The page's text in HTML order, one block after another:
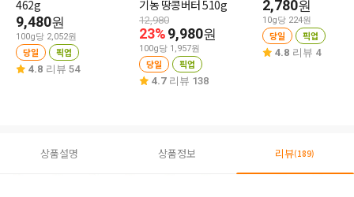
462g
9,480원
100g당 2,052원
당일 픽업
4.8 리뷰 54
기농 땅콩버터 510g
12,980
23%9,980원
100g당 1,957원
당일 픽업
4.7 리뷰 138
2,780원
10g당 224원
당일 픽업
4.8 리뷰 4
상품설명 상품정보 리뷰(189)